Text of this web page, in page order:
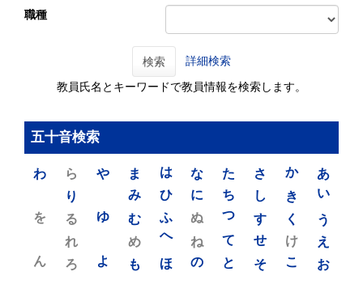
職種
検索 詳細検索
教員氏名とキーワードで教員情報を検索します。
五十音検索
あ
い
う
え
お
か
き
く
け
こ
さ
し
す
せ
そ
た
ち
つ
て
と
な
に
ぬ
ね
の
は
ひ
ふ
へ
ほ
ま
み
む
め
も
や
ゆ
よ
ら
り
る
れ
ろ
わ
を
ん